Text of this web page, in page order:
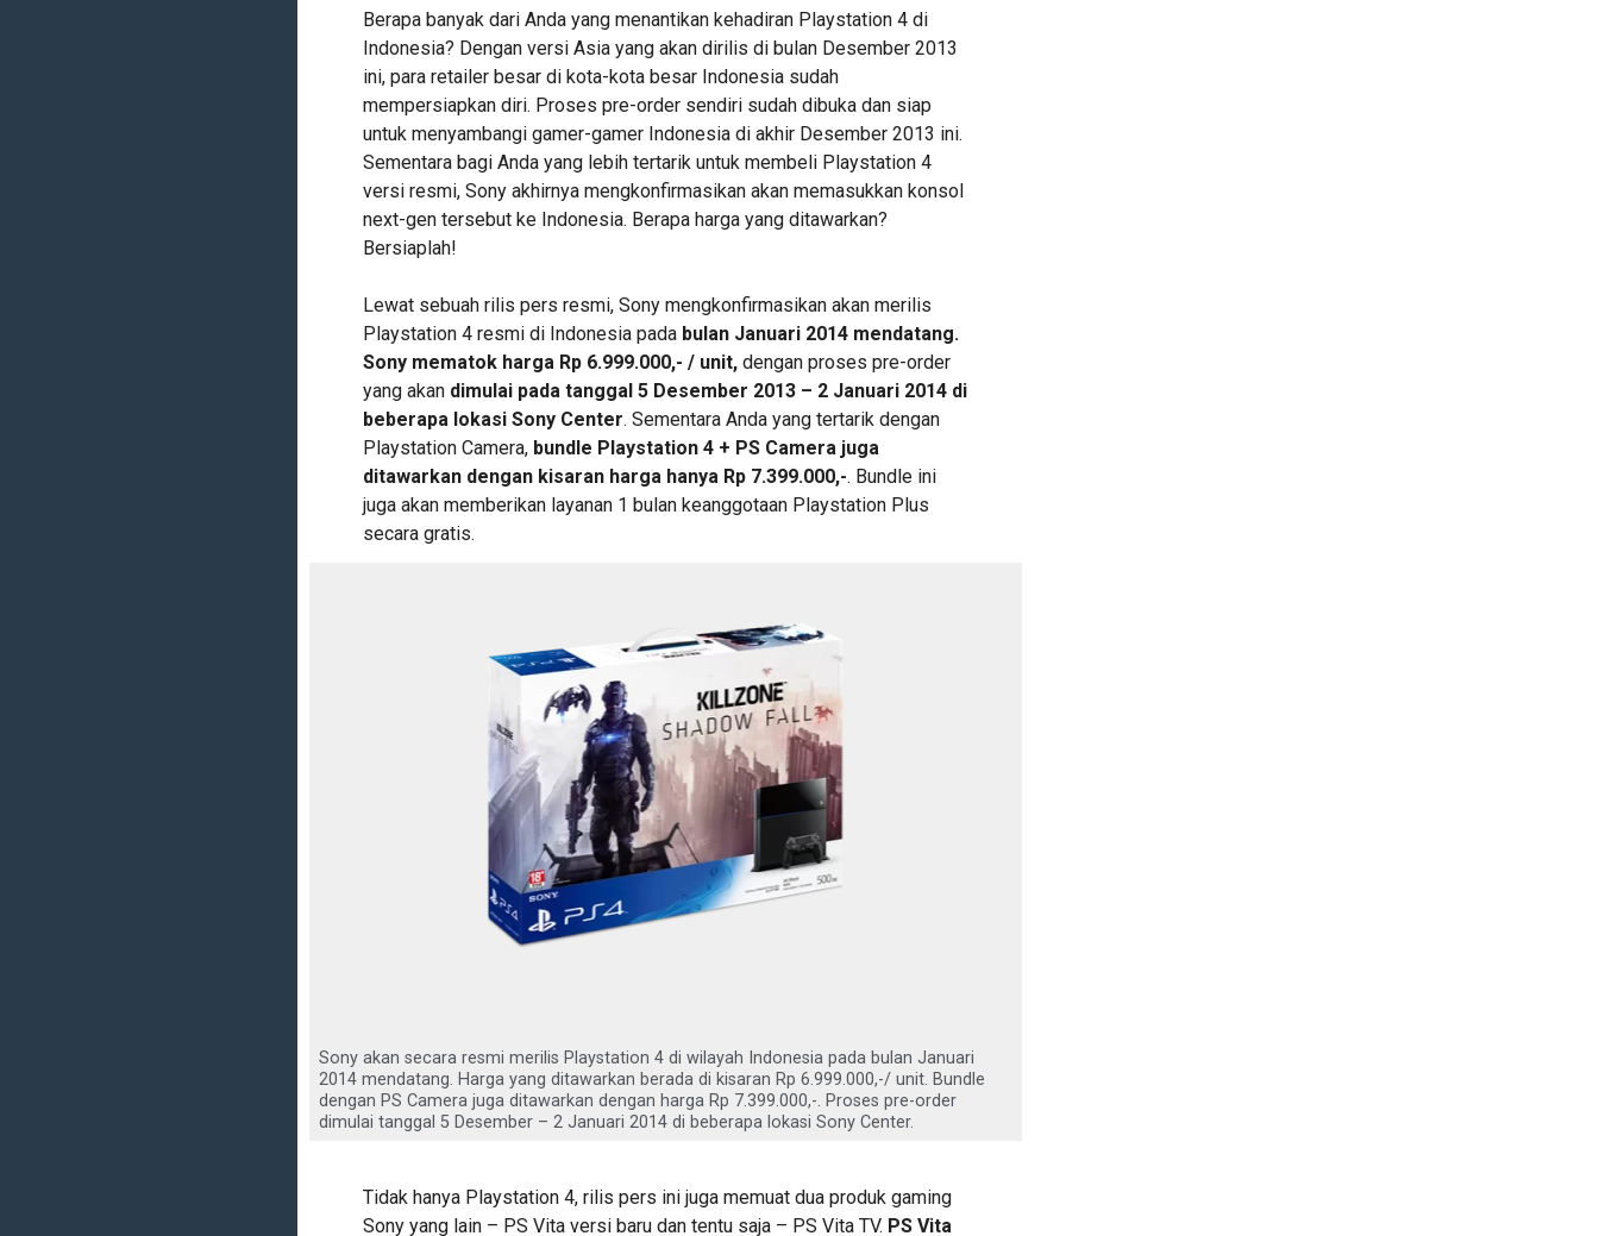
Berapa banyak dari Anda yang menantikan kehadiran Playstation 4 di
Indonesia? Dengan versi Asia yang akan dirilis di bulan Desember 2013
ini, para retailer besar di kota-kota besar Indonesia sudah
mempersiapkan diri. Proses pre-order sendiri sudah dibuka dan siap
untuk menyambangi gamer-gamer Indonesia di akhir Desember 2013 ini.
Sementara bagi Anda yang lebih tertarik untuk membeli Playstation 4
versi resmi, Sony akhirnya mengkonfirmasikan akan memasukkan konsol
next-gen tersebut ke Indonesia. Berapa harga yang ditawarkan?
Bersiaplah!
Lewat sebuah rilis pers resmi, Sony mengkonfirmasikan akan merilis
Playstation 4 resmi di Indonesia pada bulan Januari 2014 mendatang.
Sony mematok harga Rp 6.999.000,- / unit,dengan proses pre-order
yang akan dimulai pada tanggal 5 Desember 2013 – 2 Januari 2014 di
beberapa lokasi Sony Center. Sementara Anda yang tertarik dengan
Playstation Camera,bundle Playstation 4 + PS Camera juga
ditawarkan dengan kisaran harga hanya Rp 7.399.000,-. Bundle ini
juga akan memberikan layanan 1 bulan keanggotaan Playstation Plus
secara gratis.
Sony akan secara resmi merilis Playstation 4 di wilayah Indonesia pada bulan Januari
2014 mendatang. Harga yang ditawarkan berada di kisaran Rp 6.999.000,-/ unit. Bundle
dengan PS Camera juga ditawarkan dengan harga Rp 7.399.000,-. Proses pre-order
dimulai tanggal 5 Desember – 2 Januari 2014 di beberapa lokasi Sony Center.
Tidak hanya Playstation 4, rilis pers ini juga memuat dua produk gaming
Sony yang lain – PS Vita versi baru dan tentu saja – PS Vita TV. PS Vita